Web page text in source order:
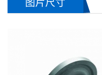
图片尺寸